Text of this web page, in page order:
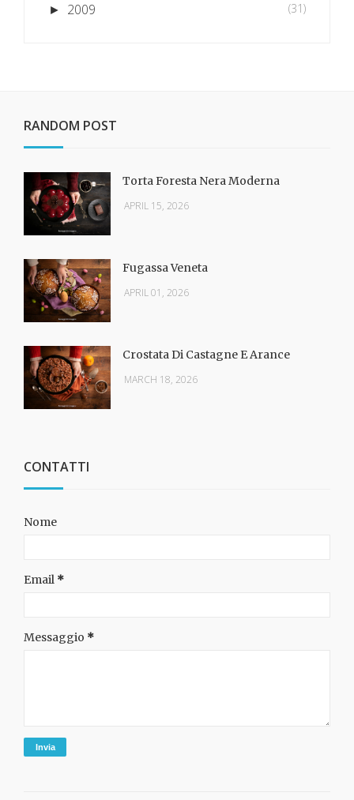
► 2009 (31)
RANDOM POST
Torta Foresta Nera Moderna
APRIL 15, 2026
Fugassa Veneta
APRIL 01, 2026
Crostata Di Castagne E Arance
MARCH 18, 2026
CONTATTI
Nome
Email *
Messaggio *